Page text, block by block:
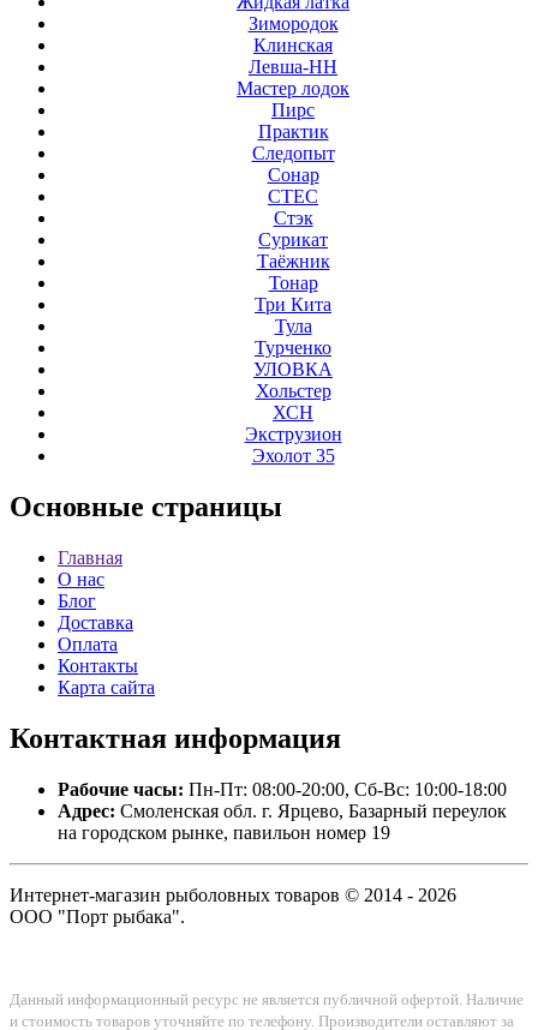
Зимородок
Клинская
Левша-НН
Мастер лодок
Пирс
Практик
Следопыт
Сонар
СТЕС
Стэк
Сурикат
Таёжник
Тонар
Три Кита
Тула
Турченко
УЛОВКА
Хольстер
ХСН
Экструзион
Эхолот 35
Основные страницы
Главная
О нас
Блог
Доставка
Оплата
Контакты
Карта сайта
Контактная информация
Рабочие часы: Пн-Пт: 08:00-20:00, Сб-Вс: 10:00-18:00
Адрес: Смоленская обл. г. Ярцево, Базарный переулок
на городском рынке, павильон номер 19
Интернет-магазин рыболовных товаров © 2014 - 2026
ООО "Порт рыбака".
Данный информационный ресурс не является публичной офертой. Наличие
и стоимость товаров уточняйте по телефону. Производители оставляют за